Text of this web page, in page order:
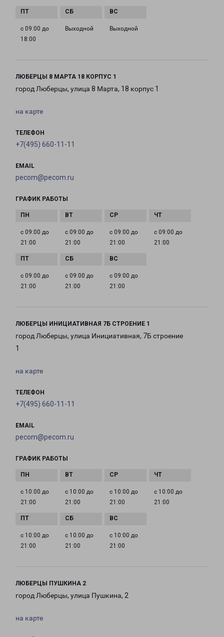
с 09:00 до
18:00
Выходной Выходной
ЛЮБЕРЦЫ 8 МАРТА 18 КОРПУС 1
город Люберцы, улица 8 Марта, 18 корпус 1
на карте
ТЕЛЕФОН
+7(495) 660-11-11
EMAIL
pecom@pecom.ru
ГРАФИК РАБОТЫ
с 09:00 до
21:00
с 09:00 до
21:00
с 09:00 до
21:00
с 09:00 до
21:00
с 09:00 до
21:00
с 09:00 до
21:00
с 09:00 до
21:00
ЛЮБЕРЦЫ ИНИЦИАТИВНАЯ 7Б СТРОЕНИЕ 1
город Люберцы, улица Инициативная, 7Б строение
1
на карте
ТЕЛЕФОН
+7(495) 660-11-11
EMAIL
pecom@pecom.ru
ГРАФИК РАБОТЫ
с 10:00 до
21:00
с 10:00 до
21:00
с 10:00 до
21:00
с 10:00 до
21:00
с 10:00 до
21:00
с 10:00 до
21:00
с 10:00 до
21:00
ЛЮБЕРЦЫ ПУШКИНА 2
город Люберцы, улица Пушкина, 2
на карте